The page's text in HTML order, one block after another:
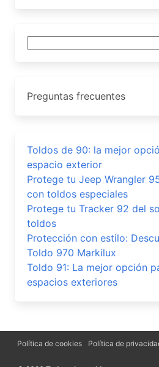
Preguntas frecuentes
Toldos de 90: la mejor
espacio exterior
Protege tu Jeep Wrangler
con toldos especiales
Protege tu Tracker 92 del
toldos
Protección con estilo:
Toldo 970 Markilux
Toldo 91: La mejor opción
espacios exteriores
Política de cookies Política de